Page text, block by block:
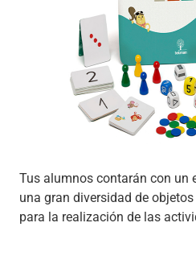
Tus alumnos contarán con un
una gran diversidad de
para la realización de las